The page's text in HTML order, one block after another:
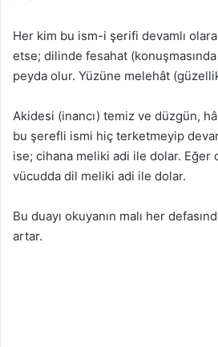
Her kim bu ism-i şerifi devamlı
etse; dilinde fesahat (konuşmasında
peyda olur. Yüzüne melehât
Akidesi (inancı) temiz ve düzgün,
bu şerefli ismi hiç terketmeyip
ise; cihana meliki adi ile dolar. Eğer
vücudda dil meliki adi ile dolar.
Bu duayı okuyanın malı her
artar.